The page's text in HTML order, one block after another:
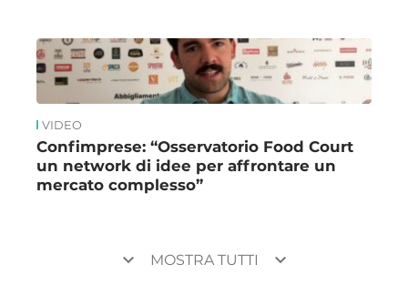
VIDEO
Confimprese: “Osservatorio Food Court
un network di idee per affrontare un
mercato complesso”
keyboard_arrow_down MOSTRA TUTTI keyboard_arrow_down